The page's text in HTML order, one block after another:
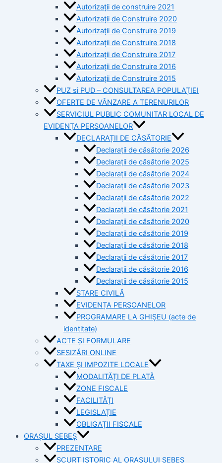
Autorizații de construire 2021
Autorizații de Construire 2020
Autorizații de Construire 2019
Autorizaţii de Construire 2018
Autorizaţii de Construire 2017
Autorizaţii de Construire 2016
Autorizaţii de Construire 2015
PUZ si PUD – CONSULTAREA POPULAȚIEI
OFERTE DE VÂNZARE A TERENURILOR
SERVICIUL PUBLIC COMUNITAR LOCAL DE
EVIDENȚA PERSOANELOR
DECLARAȚII DE CĂSĂTORIE
Declarații de căsătorie 2026
Declarații de căsătorie 2025
Declarații de căsătorie 2024
Declarații de căsătorie 2023
Declarații de căsătorie 2022
Declarații de căsătorie 2021
Declarații de căsătorie 2020
Declarații de căsătorie 2019
Declarații de căsătorie 2018
Declarații de căsătorie 2017
Declarații de căsătorie 2016
Declarații de căsătorie 2015
STARE CIVILĂ
EVIDENȚA PERSOANELOR
PROGRAMARE LA GHIȘEU (acte de
identitate)
ACTE ȘI FORMULARE
SESIZĂRI ONLINE
TAXE ȘI IMPOZITE LOCALE
MODALITĂȚI DE PLATĂ
ZONE FISCALE
FACILITĂȚI
LEGISLAȚIE
OBLIGAȚII FISCALE
ORAȘUL SEBEȘ
PREZENTARE
SCURT ISTORIC AL ORAȘULUI SEBEȘ